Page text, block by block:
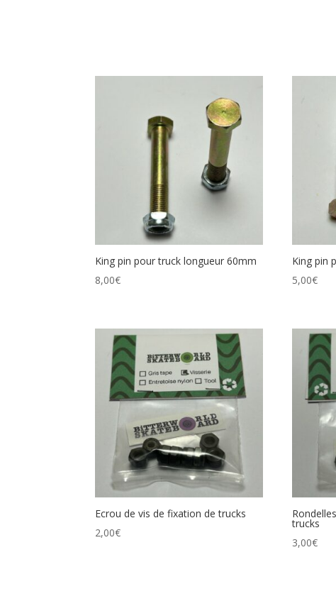
King pin pour truck longueur 60mm
8,00€
King pin
5,00€
Ecrou de vis de fixation de trucks
2,00€
trucks
3,00€